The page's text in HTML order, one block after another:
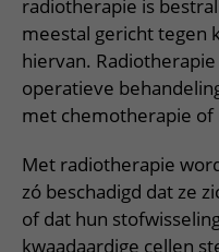
Onderzoeken en
Het Wilhelmina
Bloedprikken
Wachttijden
Bezoektijden
Wijzigen patiëntgegevens
Mijn UMC Utrecht
Faciliteiten en
Bezoekregels
Kwaliteit en veiligheid
Route naar het ziekenhuis
Parkeren
Wegwijs in het ziekenhuis
Contact met
Het Wilhelmina
Teleconsult aanvragen
Diagnostiek aanvragen
Zorgverlenersportaal
Over UMC Utrecht
Research
Onderwijs
Werken bij het UMC
radiotherapie is
meestal gericht tegen
hiervan.
operatieve
met chemotherapie
Met radiotherapie
zó beschadigd dat ze
of dat hun
kwaadaardige cellen